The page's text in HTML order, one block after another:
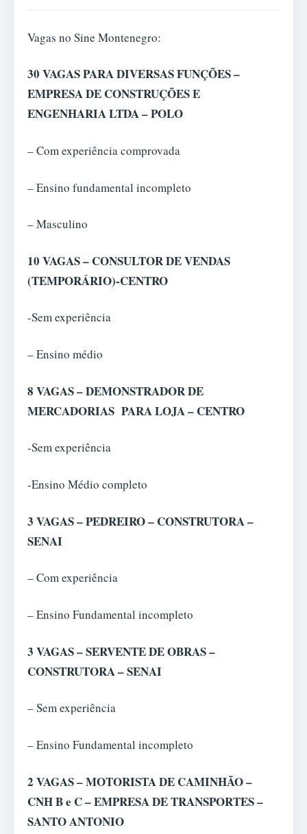
Vagas no Sine Montenegro:
30 VAGAS PARA DIVERSAS FUNÇÕES –
EMPRESA DE CONSTRUÇÕES E
ENGENHARIA LTDA – POLO
– Com experiência comprovada
– Ensino fundamental incompleto
– Masculino
10 VAGAS – CONSULTOR DE VENDAS
(TEMPORÁRIO)-CENTRO
-Sem experiência
– Ensino médio
8 VAGAS – DEMONSTRADOR DE
MERCADORIAS PARA LOJA – CENTRO
-Sem experiência
-Ensino Médio completo
3 VAGAS – PEDREIRO – CONSTRUTORA –
SENAI
– Com experiência
– Ensino Fundamental incompleto
3 VAGAS – SERVENTE DE OBRAS –
CONSTRUTORA – SENAI
– Sem experiência
– Ensino Fundamental incompleto
2 VAGAS – MOTORISTA DE CAMINHÃO –
CNH B e C – EMPRESA DE TRANSPORTES –
SANTO ANTONIO